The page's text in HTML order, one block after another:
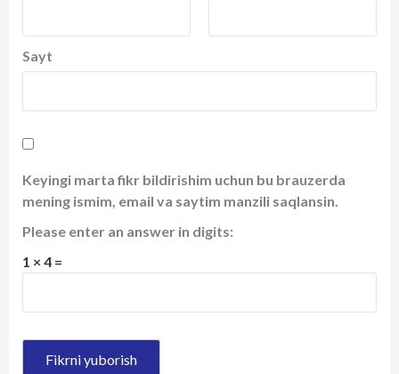
Sayt
Keyingi marta fikr bildirishim uchun bu brauzerda
mening ismim, email va saytim manzili saqlansin.
Please enter an answer in digits:
1 × 4 =